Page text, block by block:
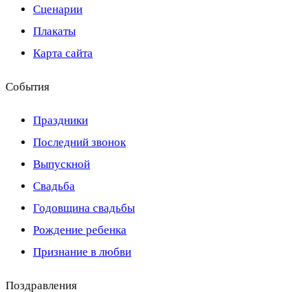
Сценарии
Плакаты
Карта сайта
События
Праздники
Последний звонок
Выпускной
Свадьба
Годовщина свадьбы
Рождение ребенка
Признание в любви
Поздравления